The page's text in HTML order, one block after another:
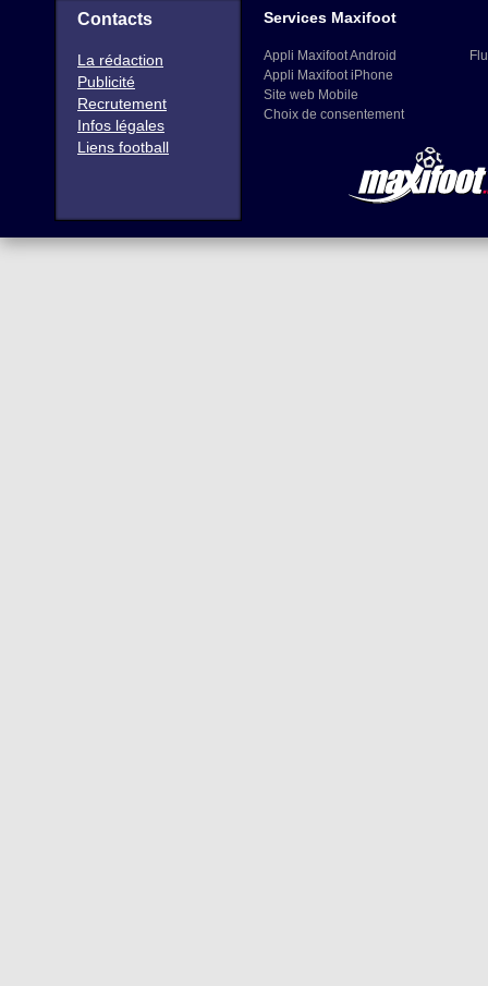
Contacts
La rédaction
Publicité
Recrutement
Infos légales
Liens football
Services Maxifoot
Appli Maxifoot Android
Appli Maxifoot iPhone
Site web Mobile
Choix de consentement